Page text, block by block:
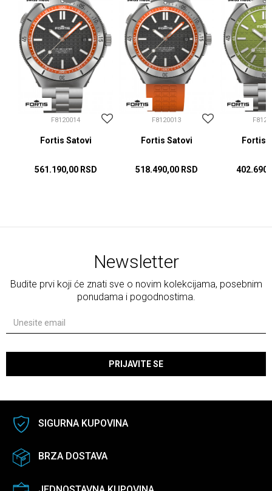
F8120014
Fortis Satovi
561.190,00 RSD
F8120013
Fortis Satovi
518.490,00 RSD
Fortis
Newsletter
Budite prvi koji će znati sve o novim kolekcijama, posebnim
ponudama i pogodnostima.
PRIJAVITE SE
SIGURNA KUPOVINA
BRZA DOSTAVA